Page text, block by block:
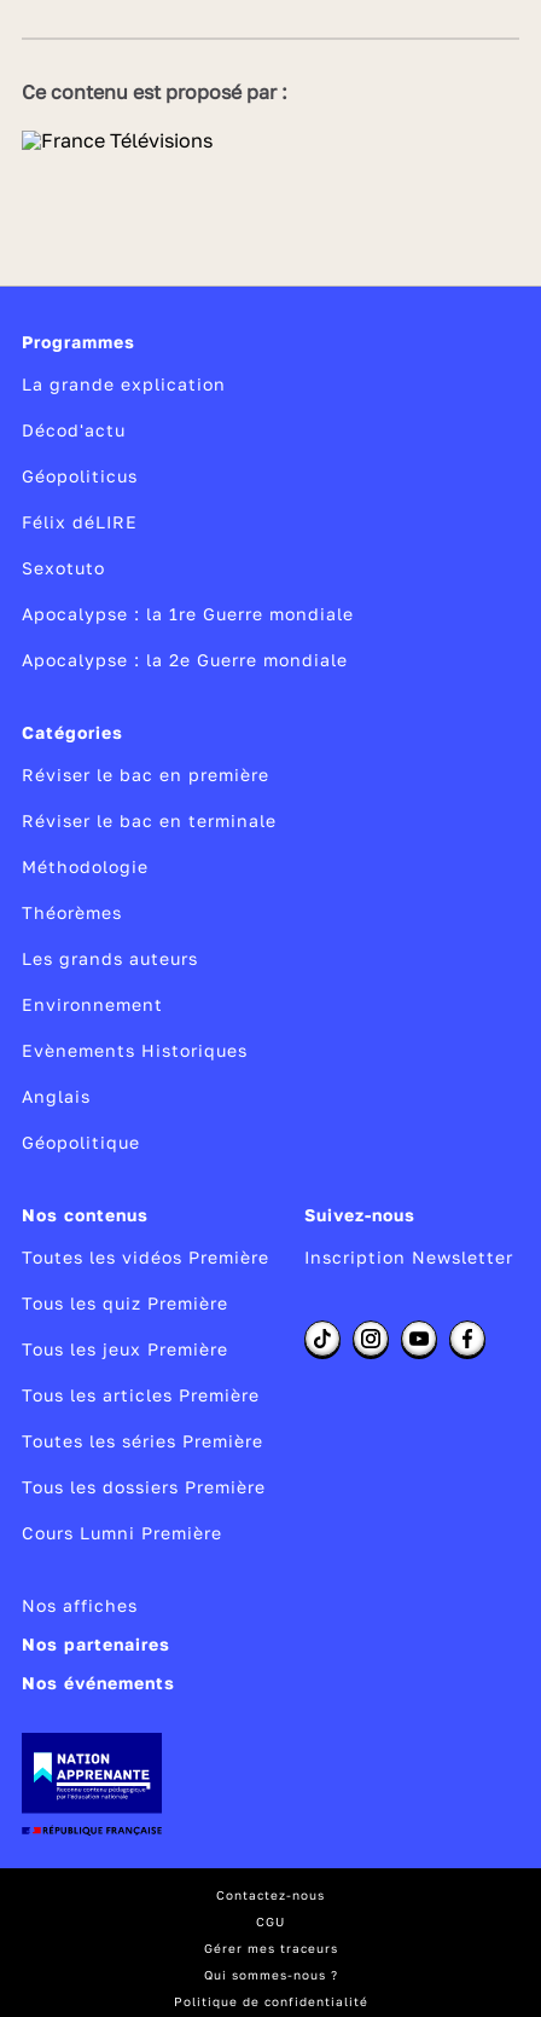
Ce contenu est proposé par :
Programmes
La grande explication
Décod'actu
Géopoliticus
Félix déLIRE
Sexotuto
Apocalypse : la 1re Guerre mondiale
Apocalypse : la 2e Guerre mondiale
Catégories
Réviser le bac en première
Réviser le bac en terminale
Méthodologie
Théorèmes
Les grands auteurs
Environnement
Evènements Historiques
Anglais
Géopolitique
Nos contenus
Toutes les vidéos Première
Tous les quiz Première
Tous les jeux Première
Tous les articles Première
Toutes les séries Première
Tous les dossiers Première
Cours Lumni Première
Suivez-nous
Inscription Newsletter
Nos affiches
Nos partenaires
Nos événements
Contactez-nous
CGU
Gérer mes traceurs
Qui sommes-nous ?
Politique de confidentialité